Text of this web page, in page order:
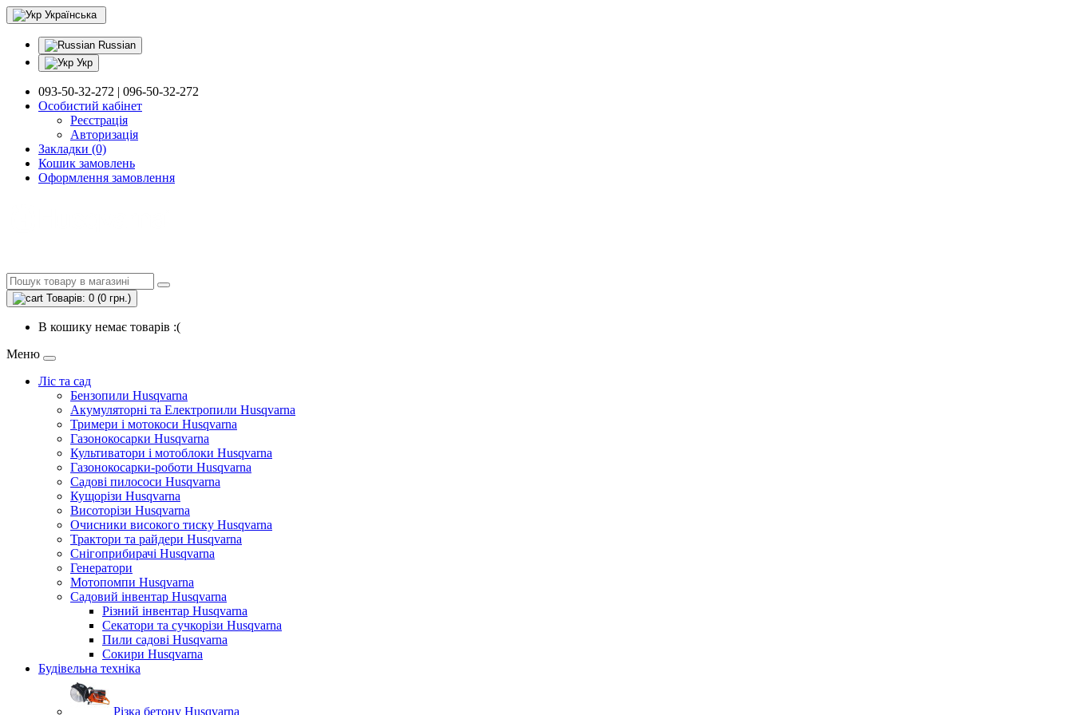
Українська
Russian
Укр
093-50-32-272 | 096-50-32-272
Особистий кабінет
Реєстрація
Авторизація
Закладки (0)
Кошик замовлень
Оформлення замовлення
Товарів: 0 (0 грн.)
В кошику немає товарів :(
Меню
Ліс та сад
Бензопили Husqvarna
Акумуляторні та Електропили Husqvarna
Тримери і мотокоси Husqvarna
Газонокосарки Husqvarna
Культиватори і мотоблоки Husqvarna
Газонокосарки-роботи Husqvarna
Садові пилососи Husqvarna
Кущорізи Husqvarna
Висоторізи Husqvarna
Очисники високого тиску Husqvarna
Трактори та райдери Husqvarna
Снігоприбирачі Husqvarna
Генератори
Мотопомпи Husqvarna
Садовий інвентар Husqvarna
Різний інвентар Husqvarna
Секатори та сучкорізи Husqvarna
Пили садові Husqvarna
Сокири Husqvarna
Будівельна техніка
Різка бетону Husqvarna